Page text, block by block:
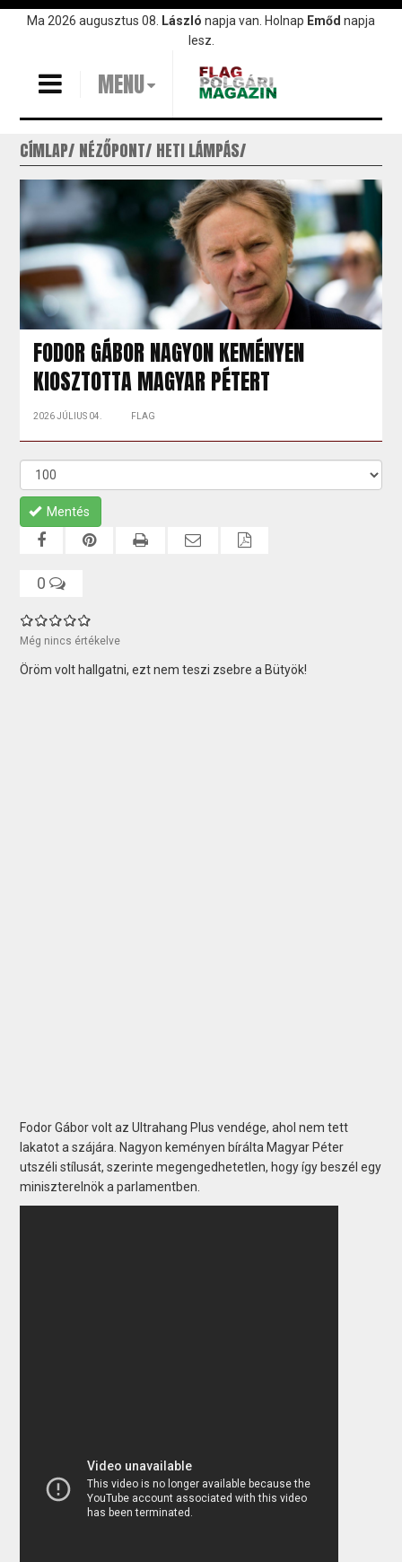
UgrásMa 2026 augusztus 08. László napja van. Holnap Emőd napja
lesz.
MENU
CÍMLAP NÉZŐPONT HETI LÁMPÁS
FODOR GÁBOR NAGYON KEMÉNYEN
KIOSZTOTTA MAGYAR PÉTERT
2026 JÚLIUS 04. FLAG
Mentés
0
Még nincs értékelve
Öröm volt hallgatni, ezt nem teszi zsebre a Bütyök!
Fodor Gábor volt az Ultrahang Plus vendége, ahol nem tett
lakatot a szájára. Nagyon keményen bírálta Magyar Péter
utszéli stílusát, szerinte megengedhetetlen, hogy így beszél egy
miniszterelnök a parlamentben.